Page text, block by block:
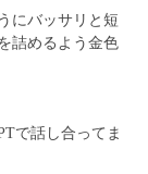
にバッサリと短
詰めるよう金色
で話し合ってま